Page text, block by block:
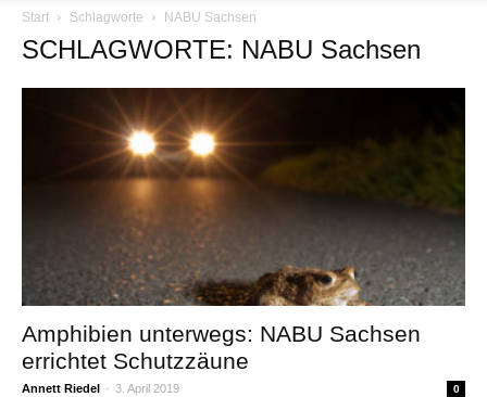
Start Schlagworte NABU Sachsen
SCHLAGWORTE: NABU Sachsen
Amphibien unterwegs: NABU Sachsen
errichtet Schutzzäune
Annett Riedel - 3. April 2019 0